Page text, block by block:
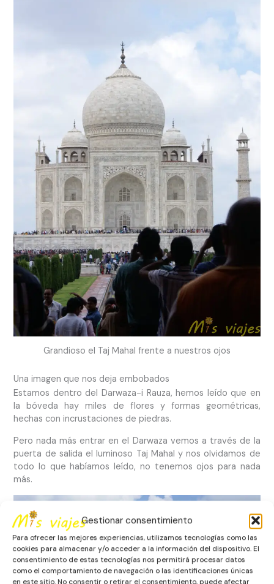
Gestionar consentimiento
Para ofrecer las mejores experiencias, utilizamos tecnologías como las
cookies para almacenar y/o acceder a la información del dispositivo. El
consentimiento de estas tecnologías nos permitirá procesar datos
como el comportamiento de navegación o las identificaciones únicas
en este sitio. No consentir o retirar el consentimiento, puede afectar
Grandioso el Taj Mahal frente a nuestros ojos
Una imagen que nos deja embobados
Estamos dentro del Darwaza-i Rauza, hemos leído que en
la bóveda hay miles de flores y formas geométricas,
hechas con incrustaciones de piedras.
Pero nada más entrar en el Darwaza vemos a través de la
puerta de salida el luminoso Taj Mahal y nos olvidamos de
todo lo que habíamos leído, no tenemos ojos para nada
más.